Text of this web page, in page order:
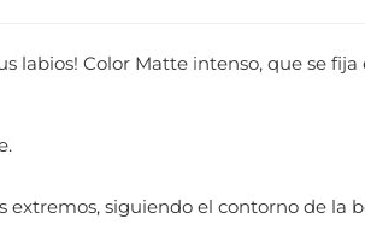
labios! Color Matte intenso, que se fija
extremos, siguiendo el contorno de la